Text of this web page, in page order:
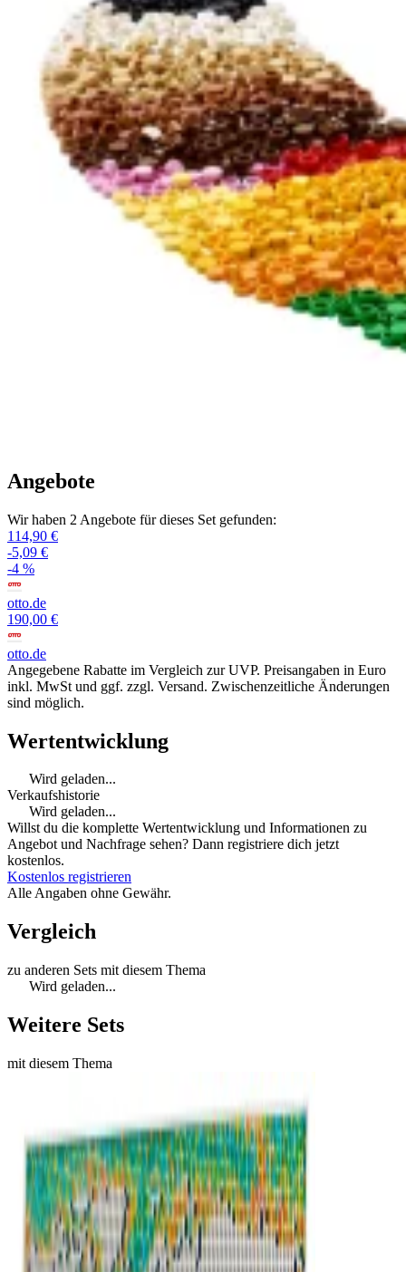
Angebote
Wir haben 2 Angebote für dieses Set gefunden:
114,90 €
-5,09 €
-4 %
otto.de
190,00 €
otto.de
Angegebene Rabatte im Vergleich zur UVP. Preisangaben in Euro
inkl. MwSt und ggf. zzgl. Versand. Zwischenzeitliche Änderungen
sind möglich.
Wertentwicklung
Wird geladen...
Verkaufshistorie
Wird geladen...
Willst du die komplette Wertentwicklung und Informationen zu
Angebot und Nachfrage sehen? Dann registriere dich jetzt
kostenlos.
Kostenlos registrieren
Alle Angaben ohne Gewähr.
Vergleich
zu anderen Sets mit diesem Thema
Wird geladen...
Weitere Sets
mit diesem Thema